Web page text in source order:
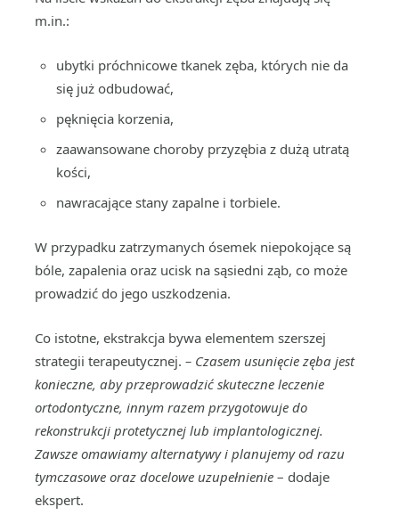
m.in.:
ubytki próchnicowe tkanek zęba, których nie da
się już odbudować,
pęknięcia korzenia,
zaawansowane choroby przyzębia z dużą utratą
kości,
nawracające stany zapalne i torbiele.
W przypadku zatrzymanych ósemek niepokojące są
bóle, zapalenia oraz ucisk na sąsiedni ząb, co może
prowadzić do jego uszkodzenia.
Co istotne, ekstrakcja bywa elementem szerszej
strategii terapeutycznej. – Czasem usunięcie zęba jest
konieczne, aby przeprowadzić skuteczne leczenie
ortodontyczne, innym razem przygotowuje do
rekonstrukcji protetycznej lub implantologicznej.
Zawsze omawiamy alternatywy i planujemy od razu
tymczasowe oraz docelowe uzupełnienie – dodaje
ekspert.